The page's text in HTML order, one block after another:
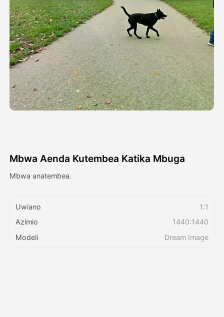
Video ya Avatar
▼
Video ya AI ▼
Picha ▼
Vifaa Vingine ▼
Blogi
Mbwa Aenda Kutembea Katika Mbuga
Mbwa anatembea.
Uwiano
1:1
Azimio
1440:1440
Modeli
Dream Image